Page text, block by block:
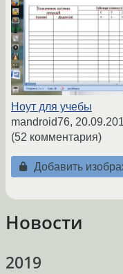
Ноут для учебы
mandroid76,
(52 комментария)
Добавить
Новости
2019